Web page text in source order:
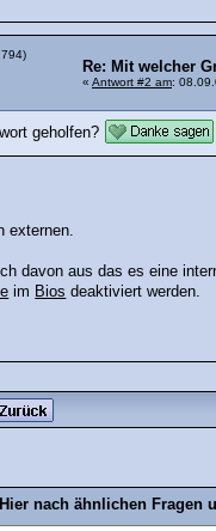
Re: Mit welcher
« Antwort #2 am:
geholfen?
externen.
davon aus das es eine
im Bios deaktiviert werden.
nach ähnlichen Fragen